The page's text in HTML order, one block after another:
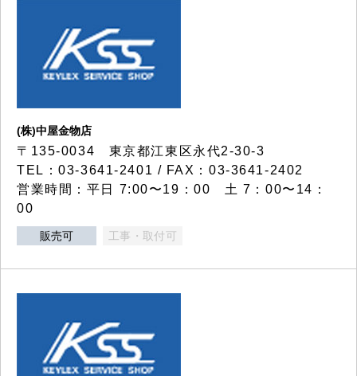
(株)中屋金物店
〒135-0034 東京都江東区永代2-30-3
TEL：03-3641-2401 / FAX：03-3641-2402
営業時間：平日 7:00〜19：00 土 7：00〜14：
00
販売可 工事・取付可